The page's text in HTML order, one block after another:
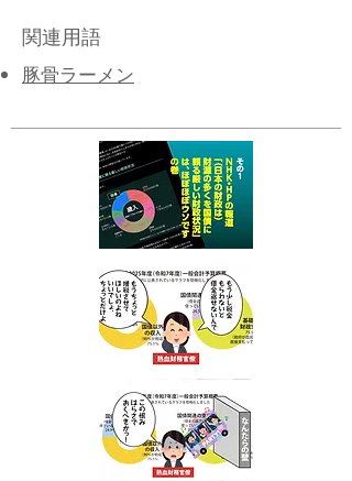
関連用語
​豚骨ラーメン